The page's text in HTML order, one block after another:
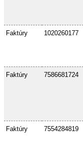
Faktúry 1020260177
Faktúry 7586681724
Faktúry 7554284819